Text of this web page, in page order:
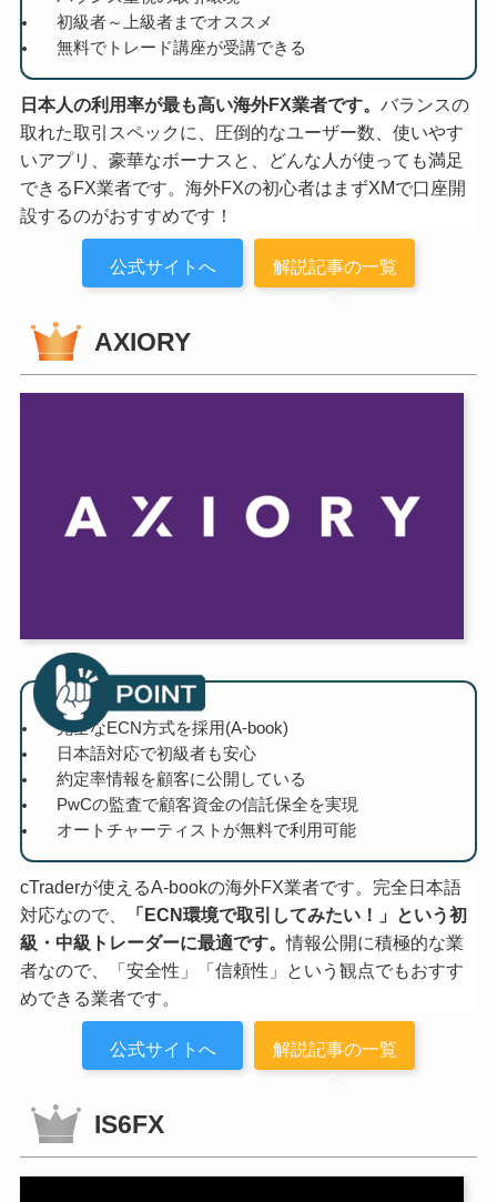
初級者～上級者までオススメ
無料でトレード講座が受講できる
日本人の利用率が最も高い海外FX業者です。 バランスの
取れた取引スペックに、圧倒的なユーザー数、使いやす
いアプリ、豪華なボーナスと、どんな人が使っても満足
できるFX業者です。海外FXの初心者はまずXMで口座開
設するのがおすすめです！
公式サイトへ
解説記事の一覧
へ
AXIORY
完全なECN方式を採用(A-book)
日本語対応で初級者も安心
約定率情報を顧客に公開している
PwCの監査で顧客資金の信託保全を実現
オートチャーティストが無料で利用可能
cTraderが使えるA-bookの海外FX業者です。完全日本語
対応なので、
「ECN環境で取引してみたい！」という初
級・中級トレーダーに最適です。情報公開に積極的な業
者なので、「安全性」「信頼性」という観点でもおすす
めできる業者です。
公式サイトへ
解説記事の一覧
へ
IS6FX